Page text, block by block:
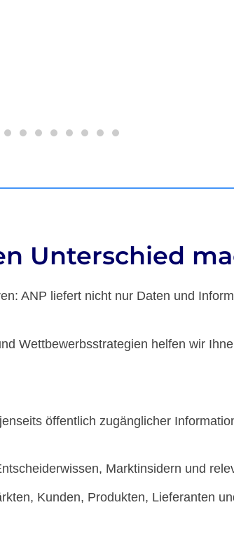
Unterschied
ANP liefert nicht nur Daten und
Wettbewerbsstrategien helfen wir
öffentlich zugänglicher
Marktinsidern und
Kunden, Produkten, Lieferanten